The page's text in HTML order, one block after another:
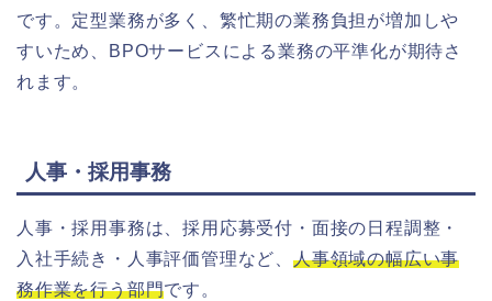
です。定型業務が多く、繁忙期の業務負担が増加しや
すいため、BPOサービスによる業務の平準化が期待さ
れます。
人事・採用事務
人事・採用事務は、採用応募受付・面接の日程調整・
入社手続き・人事評価管理など、 人事領域の幅広い事
務作業を行う部門です。